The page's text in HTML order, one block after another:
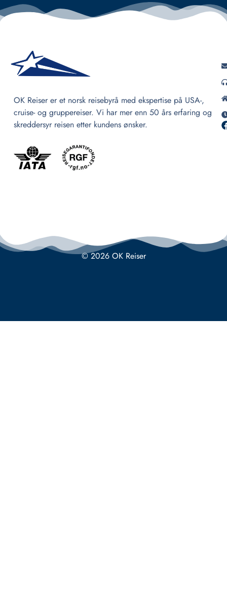
OK Reiser er et norsk reisebyrå med ekspertise på USA-,
cruise- og gruppereiser. Vi har mer enn 50 års erfaring og
skreddersyr reisen etter kundens ønsker.
© 2026 OK Reiser